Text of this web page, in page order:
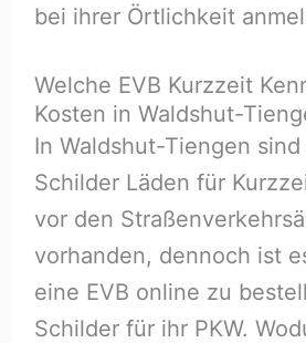
bei ihrer Örtlichkeit
Welche EVB Kurzzeit
Kosten in Waldshut-
In Waldshut-Tiengen
Schilder Läden für
vor den
vorhanden, dennoch ist
eine EVB online zu
Schilder für ihr PKW.